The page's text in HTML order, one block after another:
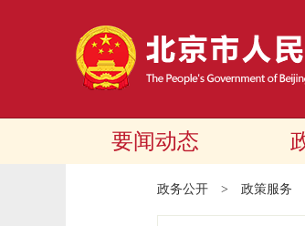
要闻动态
政务公开 > 政策服务